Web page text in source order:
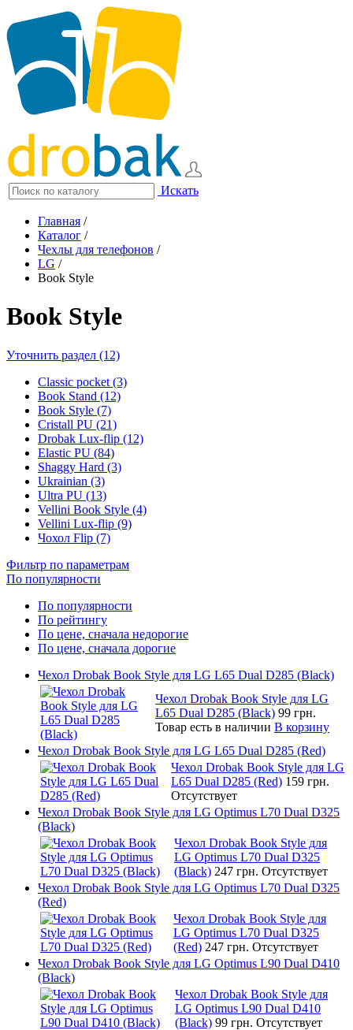
Искать
Главная /
Каталог /
Чехлы для телефонов /
LG /
Book Style
Book Style
Уточнить раздел (12)
Classic pocket (3)
Book Stand (12)
Book Style (7)
Cristall PU (21)
Drobak Lux-flip (12)
Elastic PU (84)
Shaggy Hard (3)
Ukrainian (3)
Ultra PU (13)
Vellini Book Style (4)
Vellini Lux-flip (9)
Чохол Flip (7)
Фильтр по параметрам
По популярности
По популярности
По рейтингу
По цене, сначала недорогие
По цене, сначала дорогие
Чехол Drobak Book Style для LG L65 Dual D285 (Black)
Чехол Drobak Book Style для LG
L65 Dual D285 (Black) 99 грн.
Товар есть в наличии В корзину
Чехол Drobak Book Style для LG L65 Dual D285 (Red)
Чехол Drobak Book Style для LG
L65 Dual D285 (Red) 159 грн.
Отсутствует
Чехол Drobak Book Style для LG Optimus L70 Dual D325
(Black)
Чехол Drobak Book Style для
LG Optimus L70 Dual D325
(Black) 247 грн. Отсутствует
Чехол Drobak Book Style для LG Optimus L70 Dual D325
(Red)
Чехол Drobak Book Style для
LG Optimus L70 Dual D325
(Red) 247 грн. Отсутствует
Чехол Drobak Book Style для LG Optimus L90 Dual D410
(Black)
Чехол Drobak Book Style для
LG Optimus L90 Dual D410
(Black) 99 грн. Отсутствует